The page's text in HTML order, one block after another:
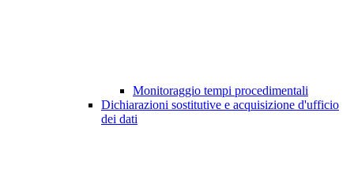
Monitoraggio tempi procedimentali
Dichiarazioni sostitutive e acquisizione d'ufficio
dei dati